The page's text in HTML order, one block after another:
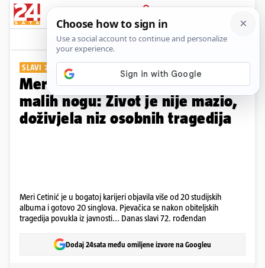
PRIJAVA
Galerija Komentari
SLAVI 72. ROĐENDAN
Meri Cetinić glazbu živi još od
malih nogu: Život je nije mazio,
doživjela niz osobnih tragedija
Meri Cetinić je u bogatoj karijeri objavila više od 20 studijskih
albuma i gotovo 20 singlova. Pjevačica se nakon obiteljskih
tragedija povukla iz javnosti... Danas slavi 72. rođendan
Dodaj 24sata među omiljene izvore na Googleu